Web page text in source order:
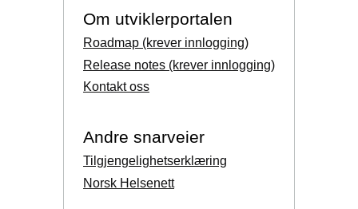
Om utviklerportalen
Roadmap (krever innlogging)
Release notes (krever innlogging)
Kontakt oss
Andre snarveier
Tilgjengelighetserklæring
Norsk Helsenett